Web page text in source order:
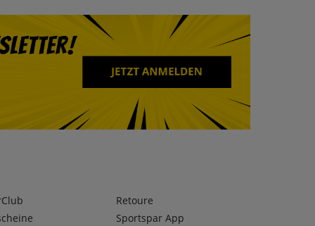
Retoure
Sportspar App